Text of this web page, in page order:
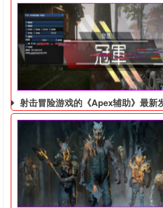
射击冒险游戏的《Apex辅助​》最新